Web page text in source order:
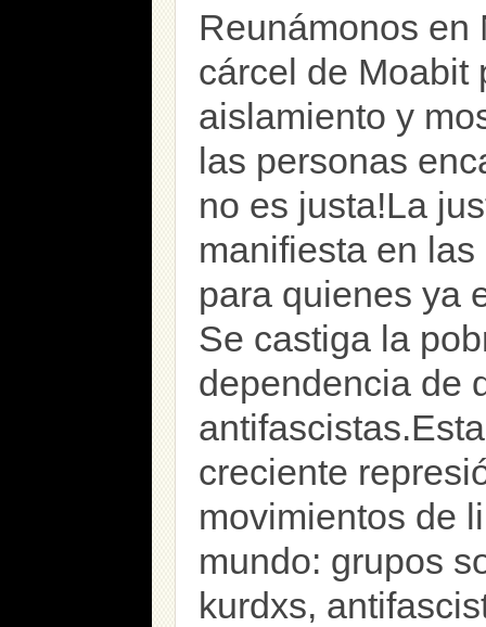
Reunámonos en
cárcel de Moabit
aislamiento y
las personas
no es justa!La
manifiesta en
para quienes ya
Se castiga la
dependencia de
creciente
movimientos de
mundo: grupos
kurdxs,